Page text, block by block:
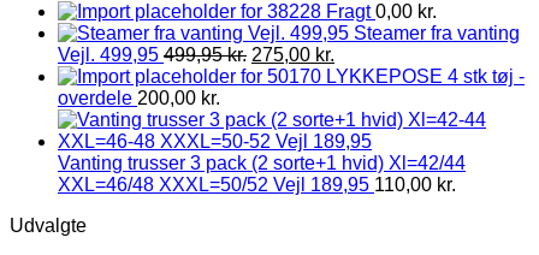
Fragt 0,00 kr.
Steamer fra vanting
Vejl. 499,95 499,95kr. 275,00 kr.
LYKKEPOSE 4 stk tøj -
overdele 200,00 kr.
Vanting trusser 3 pack (2 sorte+1 hvid) Xl=42/44
XXL=46/48 XXXL=50/52 Vejl 189,95 110,00 kr.
Udvalgte